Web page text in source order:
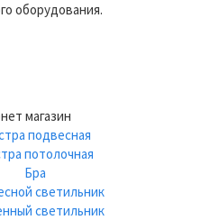
оборудования.
магазин
подвесная
потолочная
Бра
светильник
светильник